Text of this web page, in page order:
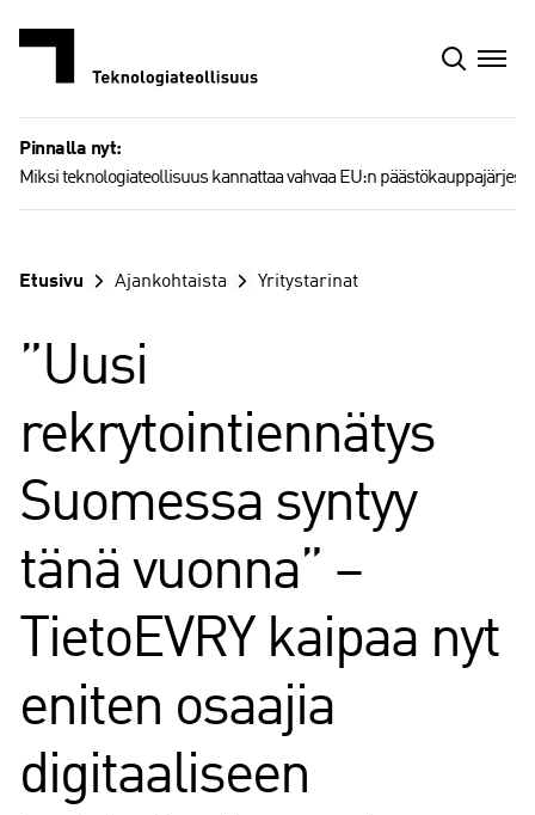
Pinnalla nyt:
Miksi teknologiateollisuus kannattaa vahvaa EU:n
Etusivu Ajankohtaista Yritystarinat
”Uusi
rekrytointiennätys
Suomessa syntyy
tänä vuonna” –
TietoEVRY kaipaa nyt
eniten osaajia
digitaaliseen